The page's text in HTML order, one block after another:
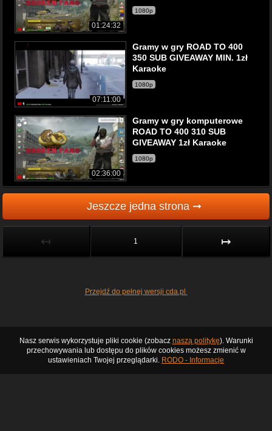
01:24:32
1080p
07:11:00
Gramy w gry ROAD TO 400
350 SUB GIVEAWAY MIN. 1zł
Karaoke
1080p
02:36:00
Gramy w gry komputerowe
ROAD TO 400 310 SUB
GIVEAWAY 1zł Karaoke
1080p
Jeszcze jedna strona ➞
↤ 1 ↦
Przejdź do pełnej wersji cda.pl
Nasz serwis wykorzystuje pliki cookie (zobacz naszą politykę). Warunki
przechowywania lub dostępu do plików cookies możesz zmienić w
ustawieniach Twojej przeglądarki. RODO - Informacje